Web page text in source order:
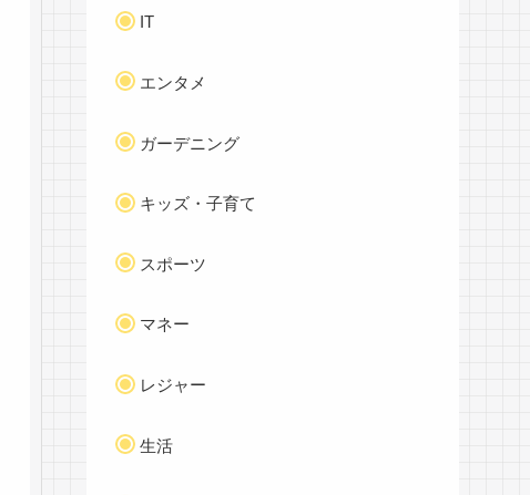
IT
エンタメ
ガーデニング
キッズ・子育て
スポーツ
マネー
レジャー
生活